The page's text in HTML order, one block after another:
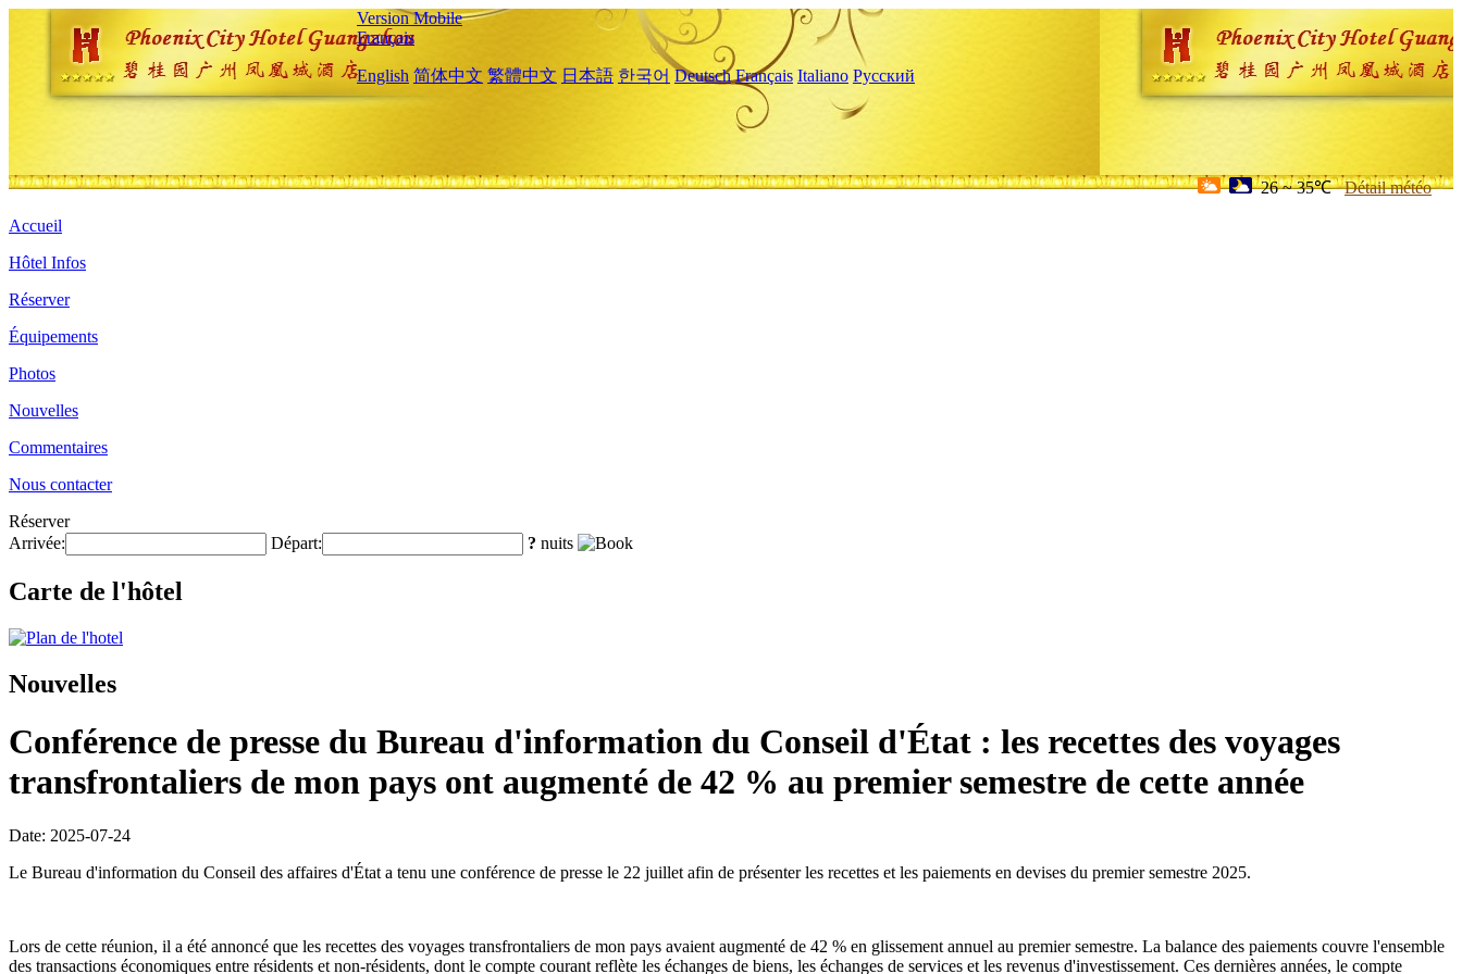
Version Mobile
Français
English 简体中文 繁體中文 日本語 한국어 Deutsch Français Italiano Русский
26 ~ 35℃ Détail météo
Accueil
Hôtel Infos
Réserver
Équipements
Photos
Nouvelles
Commentaires
Nous contacter
Réserver
Arrivée:
Départ: ? nuits
Carte de l'hôtel
Nouvelles
Conférence de presse du Bureau d'information du Conseil d'État : les recettes des voyages
transfrontaliers de mon pays ont augmenté de 42 % au premier semestre de cette année
Date: 2025-07-24
Le Bureau d'information du Conseil des affaires d'État a tenu une conférence de presse le 22 juillet afin de présenter les recettes et les paiements en devises du premier semestre 2025.
Lors de cette réunion, il a été annoncé que les recettes des voyages transfrontaliers de mon pays avaient augmenté de 42 % en glissement annuel au premier semestre. La balance des paiements couvre l'ensemble
des transactions économiques entre résidents et non-résidents, dont le compte courant reflète les échanges de biens, les échanges de services et les revenus d'investissement. Ces dernières années, le compte